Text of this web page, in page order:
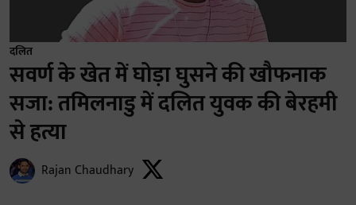
दलित
सवर्ण के खेत में घोड़ा घुसने की खौफनाक
सजा: तमिलनाडु में दलित युवक की बेरहमी
से हत्या
Rajan Chaudhary